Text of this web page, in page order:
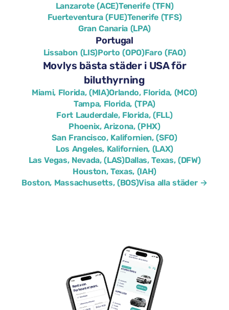
Lanzarote (ACE)Tenerife (TFN)
Fuerteventura (FUE)Tenerife (TFS)
Gran Canaria (LPA)
Portugal
Lissabon (LIS)Porto (OPO)Faro (FAO)
Movlys bästa städer i USA för
biluthyrning
Miami, Florida, (MIA)Orlando, Florida, (MCO)
Tampa, Florida, (TPA)
Fort Lauderdale, Florida, (FLL)
Phoenix, Arizona, (PHX)
San Francisco, Kalifornien, (SFO)
Los Angeles, Kalifornien, (LAX)
Las Vegas, Nevada, (LAS)Dallas, Texas, (DFW)
Houston, Texas, (IAH)
Boston, Massachusetts, (BOS)Visa alla städer →